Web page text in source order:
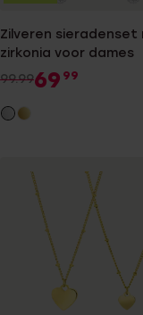
Zilveren sieradenset
zirkonia voor dames
99.9969 99